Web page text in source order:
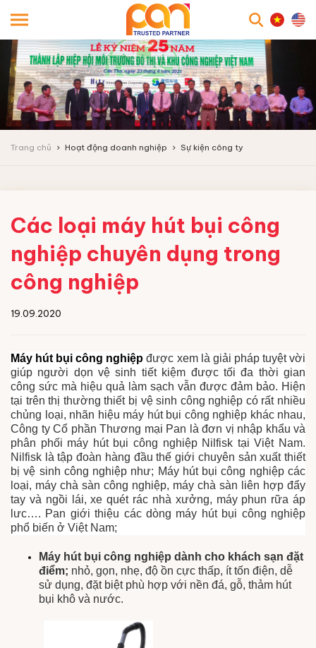
Trang chủ Hoạt động doanh nghiệp Sự kiện công ty
Các loại máy hút bụi công
nghiệp chuyên dụng trong
công nghiệp
19.09.2020
Máy hút bụi công nghiệp được xem là giải pháp tuyệt vời
giúp người dọn vệ sinh tiết kiệm được tối đa thời gian
công sức mà hiệu quả làm sạch vẫn được đảm bảo. Hiện
tại trên thị thường thiết bị vệ sinh công nghiệp có rất nhiều
chủng loại, nhãn hiệu máy hút bụi công nghiệp khác nhau,
Công ty Cổ phần Thương mại Pan là đơn vị nhập khẩu và
phân phối máy hút bụi công nghiệp Nilfisk tại Việt Nam.
Nilfisk là tập đoàn hàng đầu thế giới chuyên sản xuất thiết
bị vệ sinh công nghiệp như; Máy hút bụi công nghiệp các
loại, máy chà sàn công nghiệp, máy chà sàn liên hợp đẩy
tay và ngồi lái, xe quét rác nhà xưởng, máy phun rữa áp
lưc…. Pan giới thiệu các dòng máy hút bụi công nghiệp
phổ biến ở Việt Nam;
Máy hút bụi công nghiệp dành cho khách sạn đặt
điểm; nhỏ, gọn, nhẹ, độ ồn cực thấp, ít tốn điện, dễ
sử dụng, đặt biệt phù hợp với nền đá, gỗ, thảm hút
bụi khô và nước.